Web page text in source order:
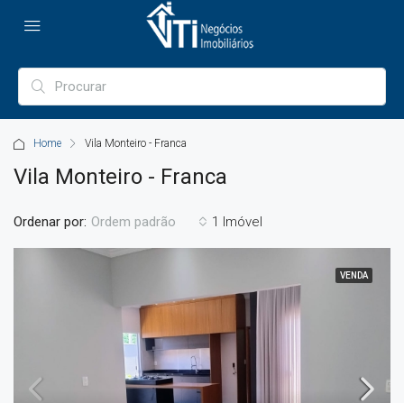
Home Vila Monteiro - Franca
Vila Monteiro - Franca
1 Imóvel
Ordenar por: Ordem padrão
VENDA